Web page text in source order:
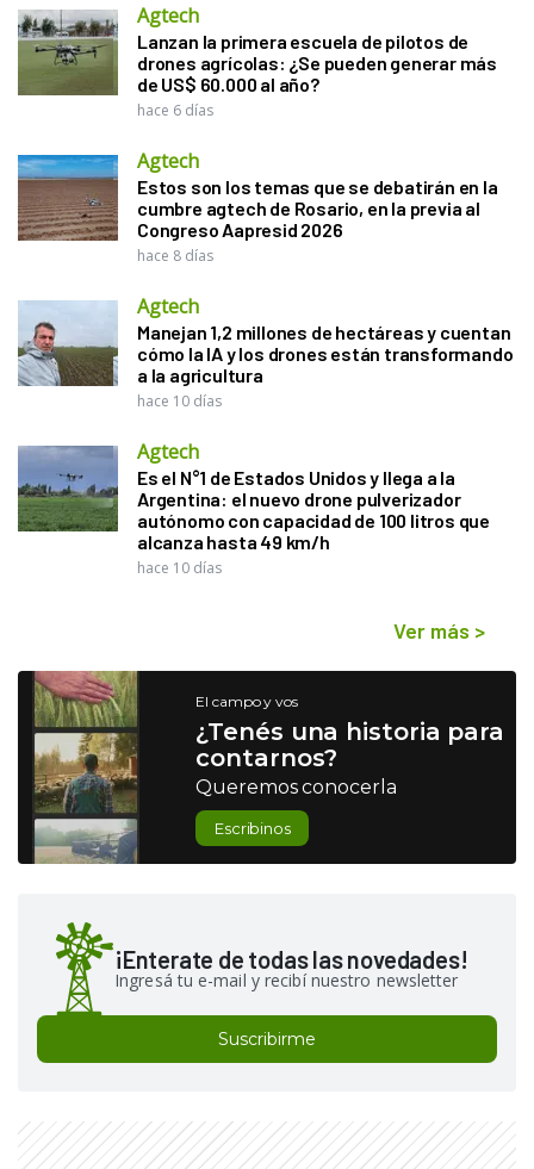
Agtech
Lanzan la primera escuela de pilotos de
drones agrícolas: ¿Se pueden generar más
de US$ 60.000 al año?
hace 6 días
Agtech
Estos son los temas que se debatirán en la
cumbre agtech de Rosario, en la previa al
Congreso Aapresid 2026
hace 8 días
Agtech
Manejan 1,2 millones de hectáreas y cuentan
cómo la IA y los drones están transformando
a la agricultura
hace 10 días
Agtech
Es el N°1 de Estados Unidos y llega a la
Argentina: el nuevo drone pulverizador
autónomo con capacidad de 100 litros que
alcanza hasta 49 km/h
hace 10 días
Ver más >
El campo y vos
¿Tenés una historia para
contarnos?
Queremos conocerla
Escribinos
¡Enterate de todas las novedades!
Ingresá tu e-mail y recibí nuestro newsletter
Suscribirme